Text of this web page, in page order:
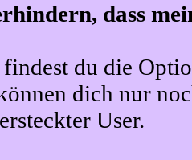
dass
du die
dich nur
User.